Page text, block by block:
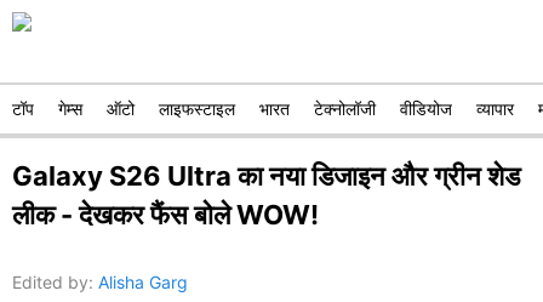
टॉप गेम्स ऑटो लाइफस्टाइल भारत टेक्नोलॉजी वीडियोज व्यापार
Galaxy S26 Ultra का नया डिजाइन और ग्रीन शेड
लीक - देखकर फैंस बोले WOW!
Edited by: Alisha Garg